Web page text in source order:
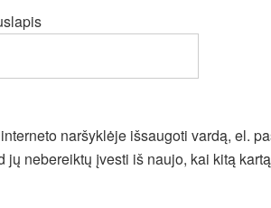
naršyklėje išsaugoti vardą, el.
jų nebereiktų įvesti iš naujo, kai kitą